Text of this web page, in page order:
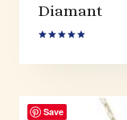
Diamant
sur 5
Save